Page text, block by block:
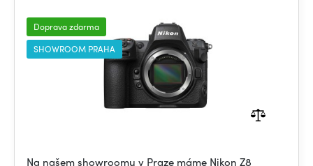
Doprava zdarma
SHOWROOM PRAHA
Na našem showroomu v Praze máme Nikon Z8